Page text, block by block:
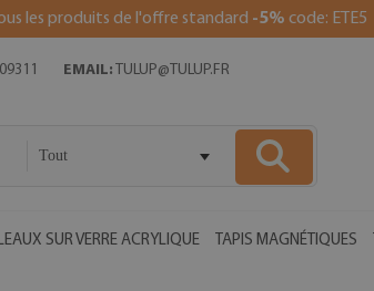
les produits de l'offre standard -5% code: ETE5
EMAIL: TULUP@TULUP.FR
Tout
SUR VERRE ACRYLIQUE TAPIS MAGNÉTIQUES